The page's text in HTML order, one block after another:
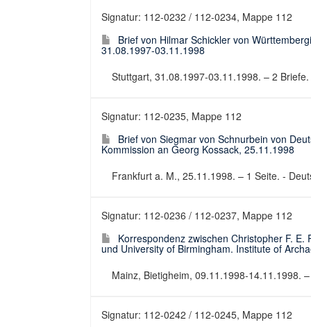
Signatur: 112-0232 / 112-0234, Mappe 112
Brief von Hilmar Schickler von
31.08.1997-03.11.1998
Stuttgart, 31.08.1997-03.11.1998. – 2
Signatur: 112-0235, Mappe 112
Brief von Siegmar von Schnurbein von
Kommission an Georg Kossack, 25.11.1998
Frankfurt a. M., 25.11.1998. – 1 Seite. -
Signatur: 112-0236 / 112-0237, Mappe 112
Korrespondenz zwischen Christopher F.
und University of Birmingham. Institute of
Mainz, Bietigheim, 09.11.1998-14.11.1998.
Signatur: 112-0242 / 112-0245, Mappe 112